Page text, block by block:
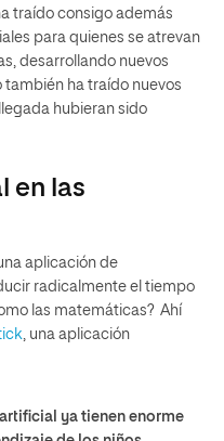
traído consigo además
para quienes se atrevan
desarrollando nuevos
ha traído nuevos
hubieran sido
en las
aplicación de
radicalmente el tiempo
las matemáticas? Ahí
, una aplicación
ya tienen enorme